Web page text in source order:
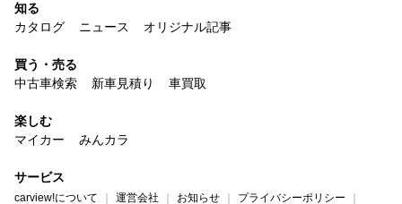
知る
カタログ
ニュース オリジナル記事
買う・売る
中古車検索
新車見積り 車買取
楽しむ
マイカー
みんカラ
サービス
carview!について 運営会社 お知らせ プライバシーポリシー